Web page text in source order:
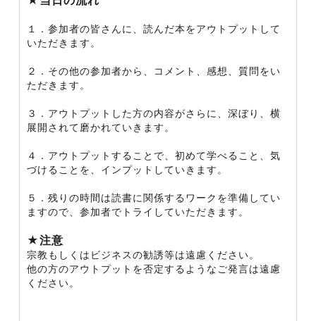
１．参加者の皆さんに、読んだ本をアウトプットして
いただきます。
２．その他の参加者から、コメント、感想、質問をい
ただきます。
３．アウトプットした方の内容がさらに、深ぼり、横
展開されて磨かれていきます。
４．アウトプットすることで、初めて学べること、気
づけることを、インプットしていきます。
５．残りの時間は読書に関係するワークを準備してい
ますので、参加者でトライしていただきます。
★注意
宗教もしくはビジネスの勧誘等は遠慮ください。
他の方のアウトプットを否定するようなご発言は遠慮
ください。